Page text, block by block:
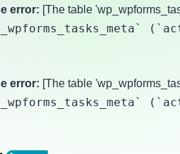
error: [The table
error: [The table